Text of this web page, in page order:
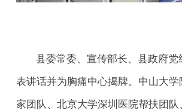
县委常委、宣传部长、县政府党
表讲话并为胸痛中心揭牌。中山大
家团队、北京大学深圳医院帮扶团队